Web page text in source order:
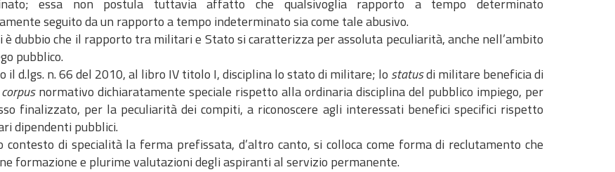
essa non postula tuttavia affatto che qualsivoglia rapporto a tempo determinato
seguito da un rapporto a tempo indeterminato sia come tale abusivo.
è dubbio che il rapporto tra militari e Stato si caratterizza per assoluta peculiarità, anche nell’ambito
pubblico.
il d.lgs. n. 66 del 2010, al libro IV titolo I, disciplina lo stato di militare; lo statusdi militare beneficia di
corpusnormativo dichiaratamente speciale rispetto alla ordinaria disciplina del pubblico impiego, per
finalizzato, per la peculiarità dei compiti, a riconoscere agli interessati benefici specifici rispetto
dipendenti pubblici.
di specialità la ferma prefissata, d’altro canto, si colloca come forma di reclutamento che
formazione e plurime valutazioni degli aspiranti al servizio permanente.